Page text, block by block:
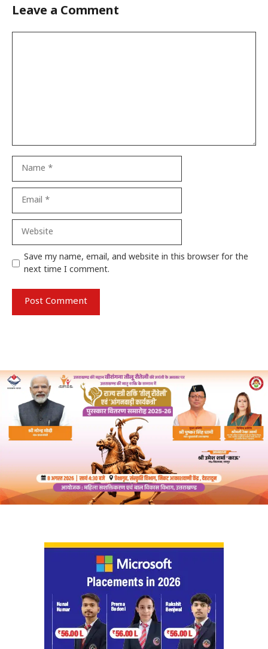
Leave a Comment
Website
Save my name, email, and website in this browser for the
next time I comment.